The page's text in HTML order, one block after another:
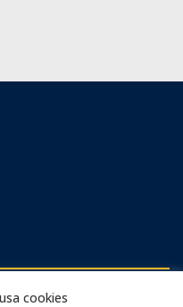
cookies